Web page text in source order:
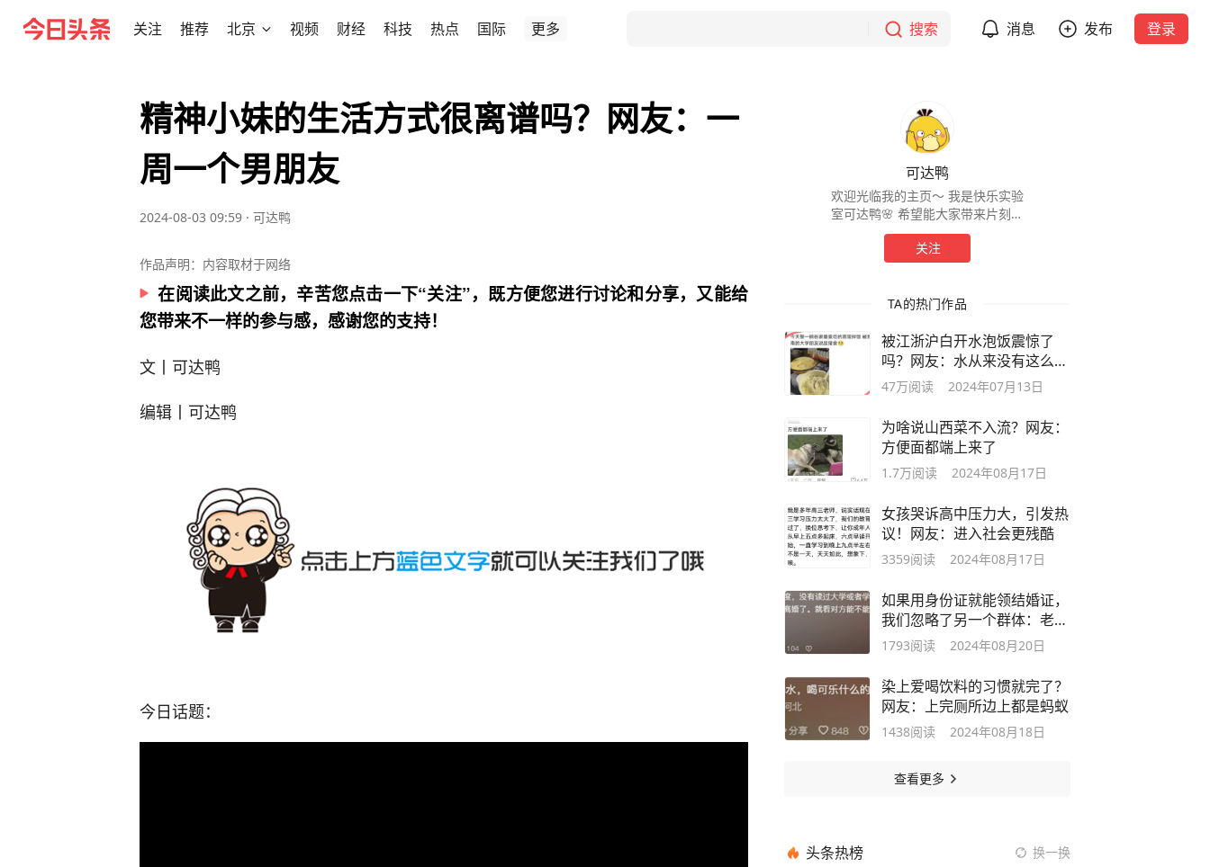
关注 推荐 北京 视频 财经 科技 热点 国际 更多 搜索 消息 发布 登录
精神小妹的生活方式很离谱吗？网友：一
周一个男朋友
2024-08-03 09:59 · 可达鸭
作品声明：内容取材于网络
在阅读此文之前，辛苦您点击一下“关注”，既方便您进行讨论和分享，又能给
您带来不一样的参与感，感谢您的支持！
文丨可达鸭
编辑丨可达鸭
今日话题：
可达鸭
欢迎光临我的主页～ 我是快乐实验
室可达鸭🌸 希望能大家带来片刻欢
愉！ 祝大家天天开心😊😊😊给鸭鸭
点个关注，祝你暴富！
关注
TA的热门作品
被江浙沪白开水泡饭震惊了
吗？网友：水从来没有这么好
喝过
47万阅读 2024年07月13日
为啥说山西菜不入流？网友：
方便面都端上来了
1.7万阅读 2024年08月17日
女孩哭诉高中压力大，引发热
议！网友：进入社会更残酷
3359阅读 2024年08月17日
如果用身份证就能领结婚证，
我们忽略了另一个群体：老
人！
1793阅读 2024年08月20日
染上爱喝饮料的习惯就完了？
网友：上完厕所边上都是蚂蚁
1438阅读 2024年08月18日
查看更多
头条热榜 换一换